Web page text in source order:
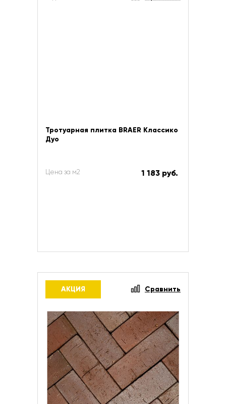
Тротуарная плитка BRAER Классико
Дуо
Цена за м2 1 183 руб.
АКЦИЯ Сравнить